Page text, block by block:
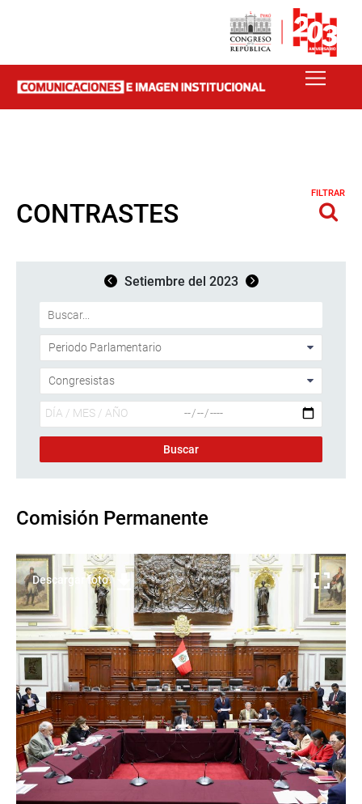
CONTRASTES
FILTRAR
Setiembre del 2023
Comisión Permanente
Descargar foto